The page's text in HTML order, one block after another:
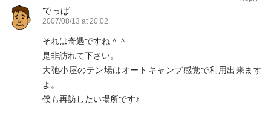
でっぱ
2007/08/13 at 20:02
それは奇遇ですね＾＾
是非訪れて下さい。
大弛小屋のテン場はオートキャンプ感覚で利用出来ます
よ。
僕も再訪したい場所です♪